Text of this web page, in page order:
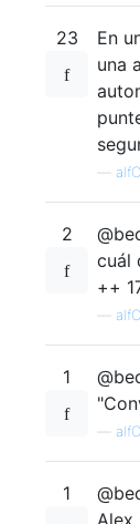
23
En
una
alfC
2
cuál
++
alfC
1
alfC
1
Alex